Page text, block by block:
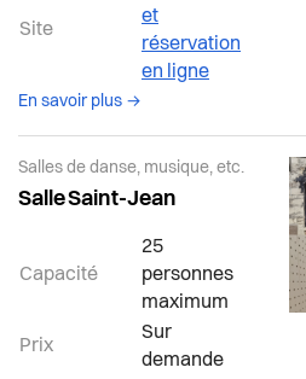
Site
et
réservation
en ligne
En savoir plus →
Salles de danse, musique, etc.
Salle Saint-Jean
Capacité
25
personnes
maximum
Prix
Sur
demande